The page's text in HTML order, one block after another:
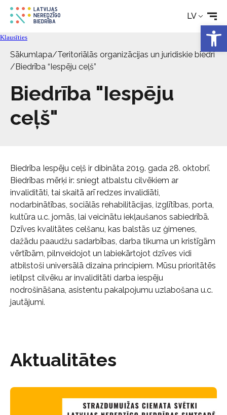
LV
Kontakti
Klausīties
Sākumlapa/Teritoriālās organizācijas un juridiskie biedri
/Biedrība “Iespēju ceļš”
Biedrība "Iespēju
ceļš"
Biedrība Iespēju ceļš ir dibināta 2019. gada 28. oktobrī.
Biedrības mērķi ir: sniegt atbalstu cilvēkiem ar
invaliditāti, tai skaitā arī redzes invalidiāti,
nodarbinātības, sociālās rehabilitācijas, izglītības, porta,
kultūra u.c. jomās, lai veicinātu iekļaušanos sabiedrībā.
Dzīves kvalitātes celšanu, kas balstās uz ģimenes,
dažādu paaudžu sadarbības, darba tikuma un kristīgām
vērtībām, pilnveidojot un labiekārtojot dzīves vidi
atbilstoši universālā dizaina principiem. Mūsu prioritātēs
ietilpst cilvēku ar invaliditāti darba iespēju
nodrošināšana, asistentu pakalpojumu uzlabošana u.c.
jautājumi.
Aktualitātes